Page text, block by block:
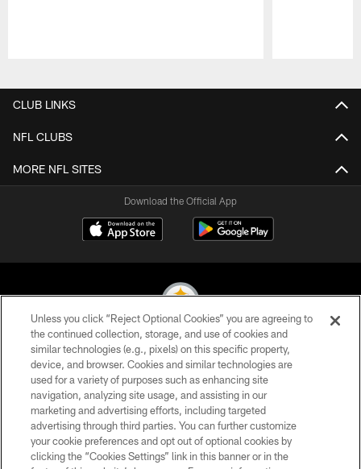
CLUB LINKS
NFL CLUBS
MORE NFL SITES
Download the Official App
© 2026 Pittsburgh Steelers. All Rights Reserved
PRIVACY POLICY
TERMS OF USE
ACCESSIBILITY
CONTACT US
Unless you click “Reject Optional Cookies” you are agreeing to
the continued collection, storage, and use of cookies and
similar technologies (e.g., pixels) on this specific property,
device, and browser. Cookies and similar technologies are
used for a variety of purposes such as enhancing site
navigation, analyzing site usage, and assisting in our
marketing and advertising efforts, including targeted
advertising through third parties. You can further customize
your cookie preferences and opt out of optional cookies by
clicking the “Cookies Settings” link in this banner or in the